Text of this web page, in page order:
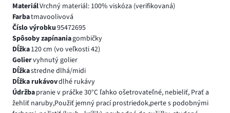
MateriálVrchný materiál: 100% viskóza (verifikovaná)
Farbatmavoolivová
Číslo výrobku95472695
Spôsoby zapínaniagombičky
Dĺžka120 cm (vo veľkosti 42)
Goliervyhnutý golier
Dĺžkastredne dlhá/midi
Dĺžka rukávovdlhé rukávy
Údržbapranie v práčke 30°C ľahko ošetrovateľné, nebieliť, Prať a
žehliť naruby,Použiť jemný prací prostriedok,perte s podobnými